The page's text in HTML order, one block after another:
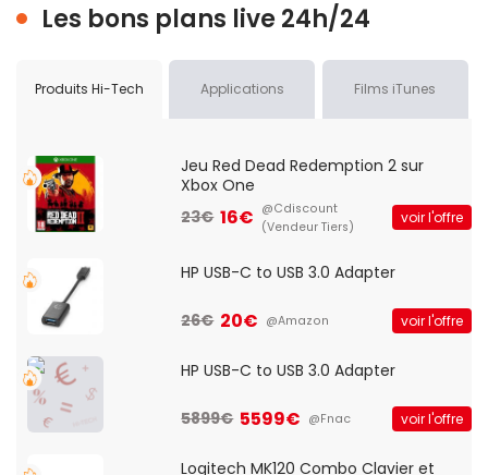
Les bons plans live 24h/24
Produits Hi-Tech Applications Films iTunes
Jeu Red Dead Redemption 2 sur
Xbox One
23€ 16€ @Cdiscount
(Vendeur Tiers)
voir l'offre
HP USB-C to USB 3.0 Adapter
26€ 20€ @Amazon voir l'offre
HP USB-C to USB 3.0 Adapter
5899€ 5599€ @Fnac voir l'offre
Logitech MK120 Combo Clavier et